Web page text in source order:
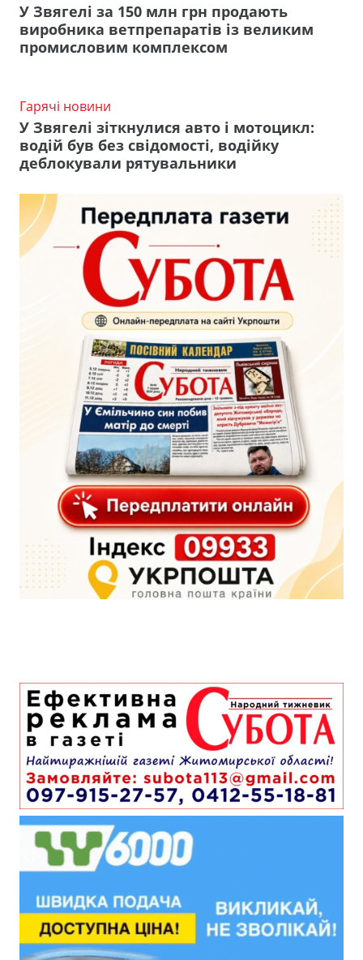
У Звягелі за 150 млн грн продають
виробника ветпрепаратів із великим
промисловим комплексом
Гарячі новини
У Звягелі зіткнулися авто і мотоцикл:
водій був без свідомості, водійку
деблокували рятувальники